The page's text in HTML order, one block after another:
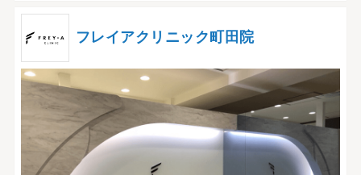
フレイアクリニック町田院